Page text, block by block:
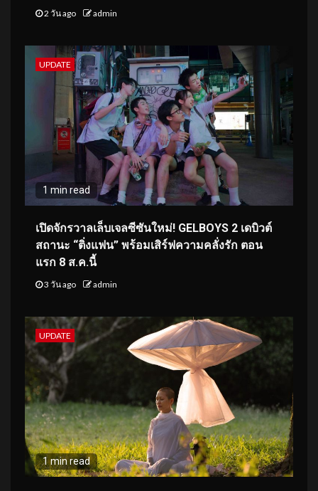
2 วัน ago admin
UPDATE
1 min read
เปิดจักรวาลเล็บเจลซีซันใหม่! GELBOYS 2 เดบิวต์
สถานะ “ติ่งแฟน” พร้อมเสิร์ฟความคลั่งรัก ตอน
แรก 8 ส.ค.นี้
3 วัน ago admin
UPDATE
1 min read